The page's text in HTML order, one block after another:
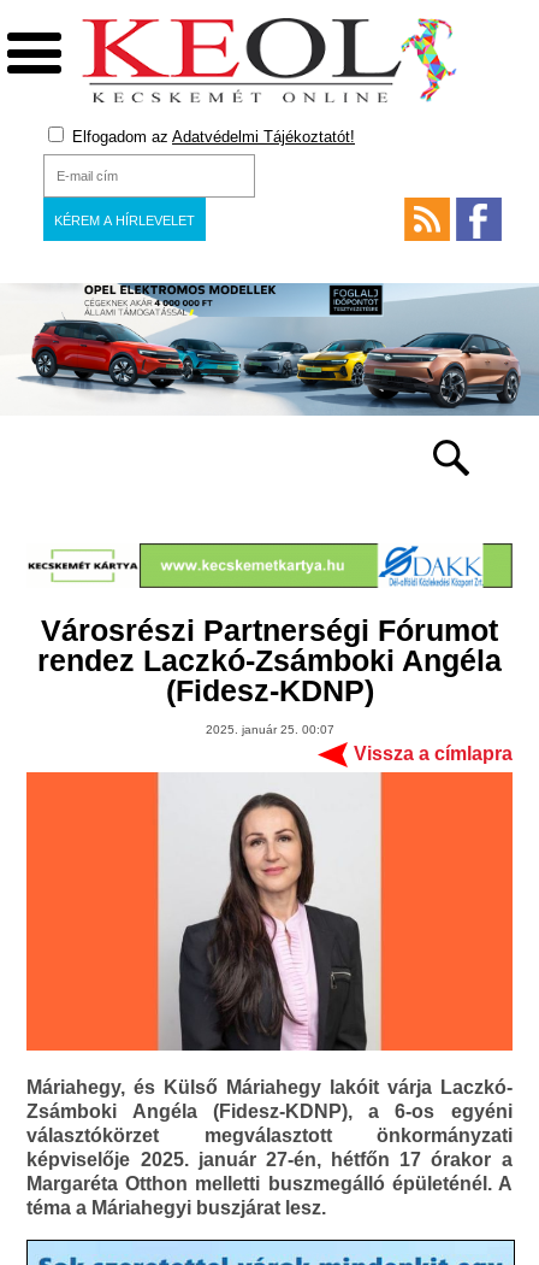
Elfogadom az Adatvédelmi Tájékoztatót!
Városrészi Partnerségi Fórumot
rendez Laczkó-Zsámboki Angéla
(Fidesz-KDNP)
2025. január 25. 00:07
Vissza a címlapra
Máriahegy, és Külső Máriahegy lakóit várja Laczkó-
Zsámboki Angéla (Fidesz-KDNP), a 6-os egyéni
választókörzet megválasztott önkormányzati
képviselője 2025. január 27-én, hétfőn 17 órakor a
Margaréta Otthon melletti buszmegálló épületénél. A
téma a Máriahegyi buszjárat lesz.